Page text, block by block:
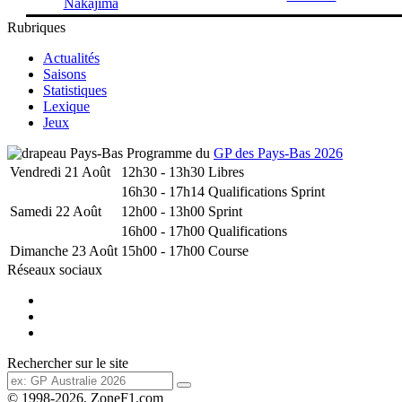
Rubriques
Actualités
Saisons
Statistiques
Lexique
Jeux
Programme du GP des Pays-Bas 2026
Vendredi 21 Août
12h30 - 13h30 Libres
16h30 - 17h14 Qualifications Sprint
Samedi 22 Août
12h00 - 13h00 Sprint
16h00 - 17h00 Qualifications
Dimanche 23 Août 15h00 - 17h00 Course
Réseaux sociaux
Rechercher sur le site
© 1998-2026, ZoneF1.com